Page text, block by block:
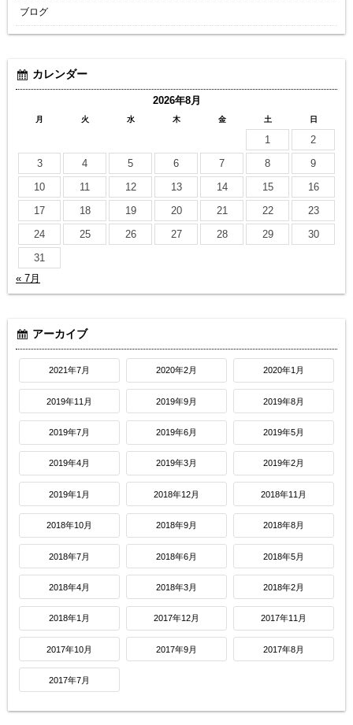
ブログ
カレンダー
2026年8月
月 火 水 木 金 土 日
1
2
3
4 5 6 7 8
9
10
11 12 13 14 15
16
17
18 19 20 21 22
23
24
25 26 27 28 29
30
31
« 7月
アーカイブ
2021年7月 2020年2月 2020年1月
2019年11月 2019年9月 2019年8月
2019年7月 2019年6月 2019年5月
2019年4月 2019年3月 2019年2月
2019年1月 2018年12月 2018年11月
2018年10月 2018年9月 2018年8月
2018年7月 2018年6月 2018年5月
2018年4月 2018年3月 2018年2月
2018年1月 2017年12月 2017年11月
2017年10月 2017年9月 2017年8月
2017年7月